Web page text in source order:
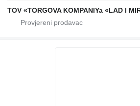
TOV «TORGOVA KOMPANIYa «LAD I